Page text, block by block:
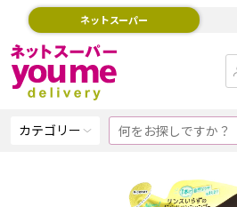
ネットスーパー
カテゴリー